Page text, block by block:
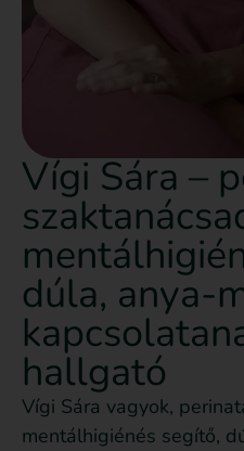
Vígi Sára –
dúla, anya-
hallgató
Vígi Sára vagyok,
mentálhigiénés segítő,